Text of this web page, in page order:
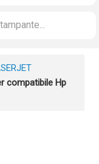
compatibile Hp